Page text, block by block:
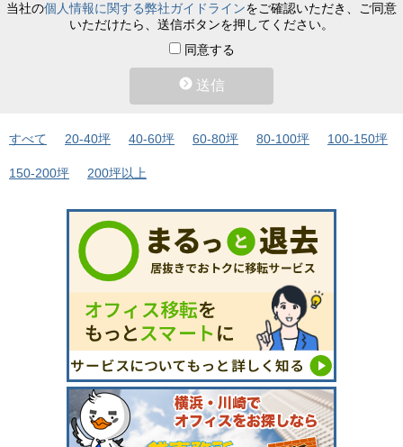
当社の個人情報に関する弊社ガイドラインをご確認いただき、ご同意
いただけたら、送信ボタンを押してください。
同意する
送信
すべて 20-40坪 40-60坪 60-80坪 80-100坪 100-150坪
150-200坪 200坪以上